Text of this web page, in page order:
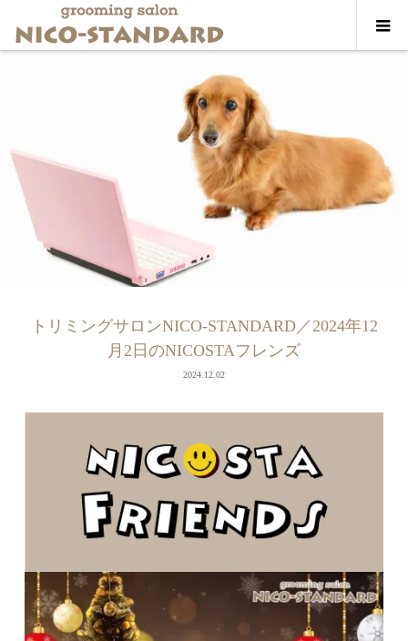
トリミングサロンNICO-STANDARD／2024年12
月2日のNICOSTAフレンズ
2024.12.02